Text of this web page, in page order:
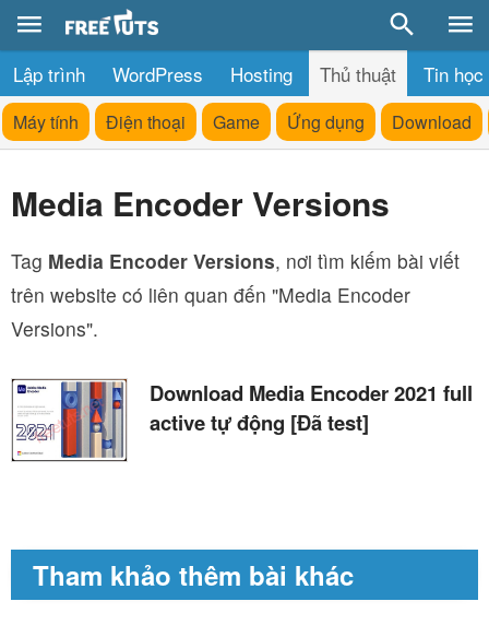
Lập trình WordPress Hosting Thủ thuật Tin học
Máy tính Điện thoại Game Ứng dụng Download
Media Encoder Versions
Tag Media Encoder Versions, nơi tìm kiếm bài viết
trên website có liên quan đến "Media Encoder
Versions".
Download Media Encoder 2021 full
active tự động [Đã test]
Tham khảo thêm bài khác